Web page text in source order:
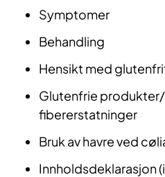
Symptomer
Behandling
Hensikt med
Glutenfrie
fibererstatninger
Bruk av havre ved
Innholdsdeklarasjon